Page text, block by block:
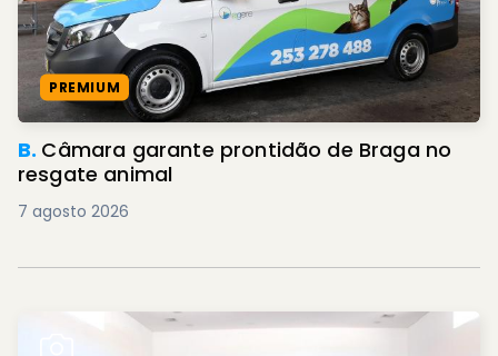
PREMIUM
B. Câmara garante prontidão de Braga no
resgate animal
7 agosto 2026